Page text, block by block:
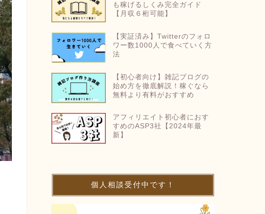
も稼げるしくみ完全ガイド
【月収６桁可能】
【実証済み】Twitterのフォロ
ワー数1000人で食べていく方
法
【初心者向け】雑記ブログの
始め方を徹底解説！稼ぐなら
無料より有料がおすすめ
アフィリエイト初心者におす
すめのASP3社【2024年最
新】
個人相談受付中です！